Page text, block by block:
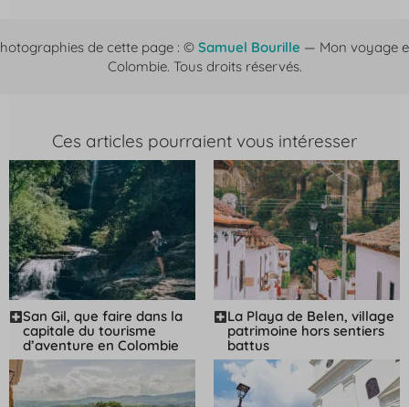
de cette page : © Samuel Bourille — Mon voyage
Colombie. Tous droits réservés.
Ces articles pourraient vous intéresser
San Gil, que faire dans la
capitale du tourisme
d’aventure en Colombie
La Playa de Belen, village
patrimoine hors sentiers
battus